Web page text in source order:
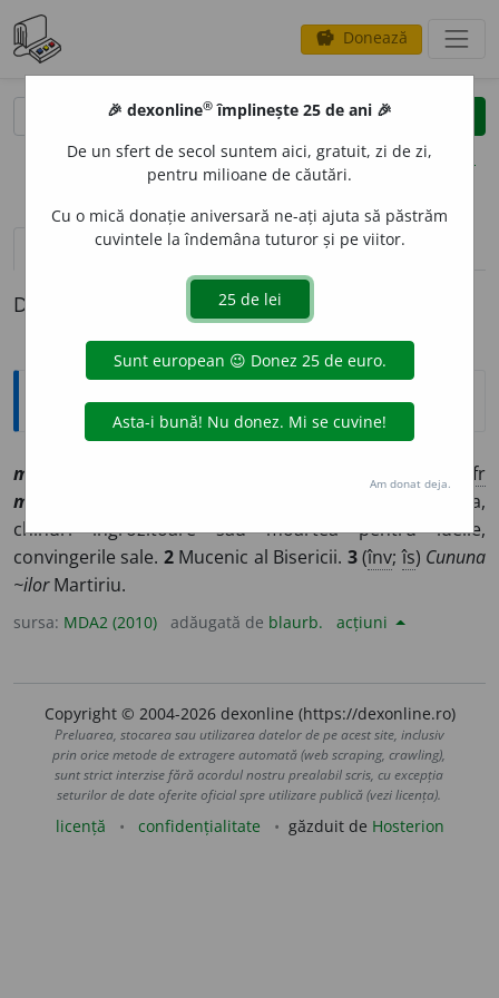
savings Donează
clear
opțiuni
definiții (1) pronunțievolume_up (22)
Definiția cu ID-ul 1129906:
Explicative DEX
mart
fr
martyr
Persoană care a avut de îndurat suferința,
chinuri îngrozitoare sau moartea pentru ideile,
convingerile sale. 2Mucenic al Bisericii. 3(înv;îs) Cununa
~ilorMartiriu.
sursa: MDA2 (2010) adăugată de blaurb. acțiuni
Copyright © 2004-2026 dexonline (https://dexonline.ro)
Preluarea, stocarea sau utilizarea datelor de pe acest site, inclusiv
prin orice metode de extragere automată (web scraping, crawling),
sunt strict interzise fără acordul nostru prealabil scris, cu excepția
seturilor de date oferite oficial spre utilizare publică (vezi licența).
licență confidențialitate găzduit de Hosterion
🎉 dexonline® împlinește 25 de ani 🎉
De un sfert de secol suntem aici, gratuit, zi de zi,
pentru milioane de căutări.
Cu o mică donație aniversară ne-ați ajuta să păstrăm
cuvintele la îndemâna tuturor și pe viitor.
Am donat deja.